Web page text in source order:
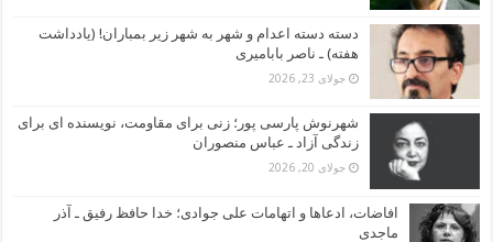
دسته دسته اعدام و شهر به شهر زیر بمباران! (یادداشت
هفته) ـ ناصر بابامیری
جولای 23, 2026
شهرنوش پارسی پور؛ زنی برای مقاومت، نویسنده ای برای
زندگی آزاد ـ عباس منصوران
جولای 20, 2026
افاضات، ادعاها و اتهامات علی جوادی؛ خدا حافظ رفیق ـ آذر
ماجدی